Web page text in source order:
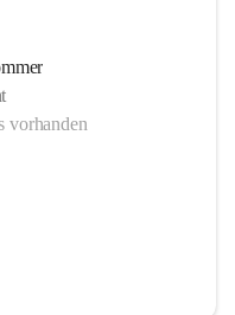
vorhanden